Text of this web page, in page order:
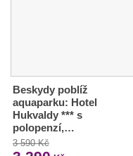
Beskydy poblíž
aquaparku: Hotel
Hukvaldy *** s
polopenzí,…
3 590 Kč